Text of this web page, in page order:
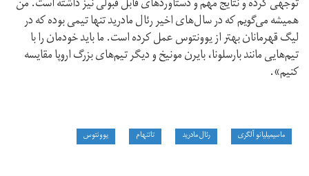
همیشه می‌گویم که در سال‌های اخیر رئال مادرید تنها تیمی بوده که در
لیگ قهرمانان بهتر از یوونتوس عمل کرده است. ما باید خودمان را با
تیم‌هایی مانند بارسلونا، بایرن مونیخ و دیگر تیم‌های بزرگ اروپا مقایسه
کنیم».
ماسیمیلیانو آلگری رئال مادرید تاتنهام یوونتوس